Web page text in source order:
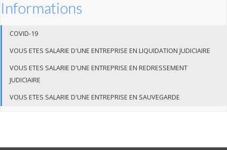
Informations
COVID-19
VOUS ETES SALARIE D'UNE ENTREPRISE EN LIQUIDATION JUDICIAIRE
VOUS ETES SALARIE D'UNE ENTREPRISE EN REDRESSEMENT
JUDICIAIRE
VOUS ETES SALARIE D'UNE ENTREPRISE EN SAUVEGARDE